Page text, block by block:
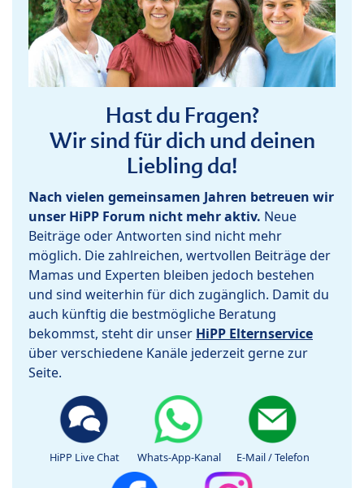
Hast du Fragen?
Wir sind für dich und deinen
Liebling da!
Nach vielen gemeinsamen Jahren betreuen wir
unser HiPP Forum nicht mehr aktiv. Neue
Beiträge oder Antworten sind nicht mehr
möglich. Die zahlreichen, wertvollen Beiträge der
Mamas und Experten bleiben jedoch bestehen
und sind weiterhin für dich zugänglich. Damit du
auch künftig die bestmögliche Beratung
bekommst, steht dir unser HiPP Elternservice
über verschiedene Kanäle jederzeit gerne zur
Seite.
HiPP Live Chat Whats-App-Kanal E-Mail / Telefon